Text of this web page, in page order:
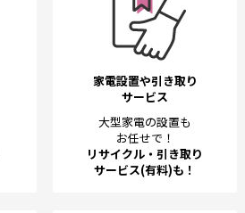
家電設置や引き取り
サービス
大型家電の設置も
お任せで！
リサイクル・引き取り
サービス(有料)も！